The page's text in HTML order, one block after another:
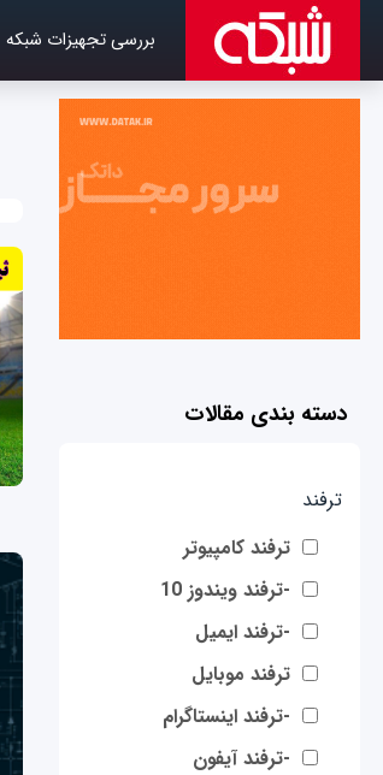
بررسی تجهیزات شبکه
دسته بندی مقالات
ترفند
ترفند کامپیوتر
-ترفند ویندوز 10
-ترفند ایمیل
ترفند موبایل
-ترفند اینستاگرام
-ترفند آیفون